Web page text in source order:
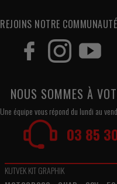
REJOINS NOTRE COMMUNAUTÉ
NOUS SOMMES À
Une équipe vous répond du lundi au
03 85
KUTVEK KIT GRAPHIK